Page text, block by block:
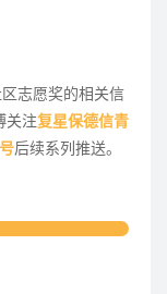
志愿奖的相关信
关注复星保德信青
后续系列推送。